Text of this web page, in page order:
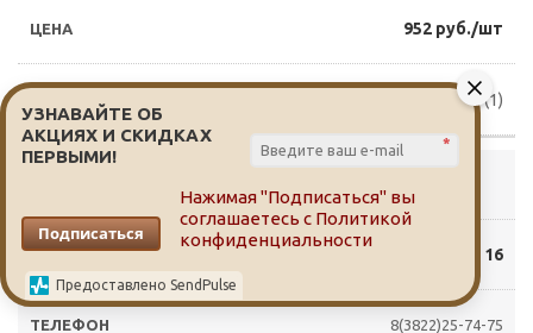
952 руб./шт
Доступно для заказа (1)
Обручева 16
8(3822)25-74-75
УЗНАВАЙТЕ ОБ
АКЦИЯХ И СКИДКАХ
ПЕРВЫМИ!
*
Подписаться
Нажимая "Подписаться" вы
соглашаетесь с Политикой
конфиденциальности
Предоставлено SendPulse